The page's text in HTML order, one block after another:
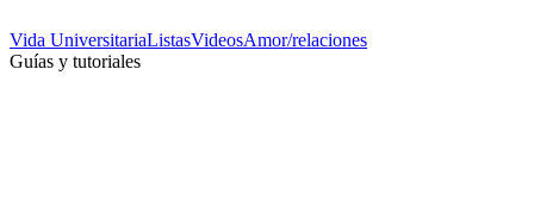
Vida UniversitariaListasVideosAmor/relaciones
Guías y tutoriales